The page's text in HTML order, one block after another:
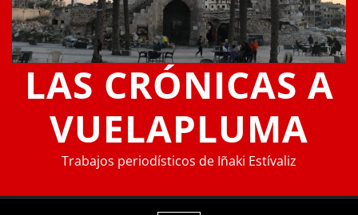
LAS CRÓNICAS A
VUELAPLUMA
Trabajos periodísticos de Iñaki Estívaliz